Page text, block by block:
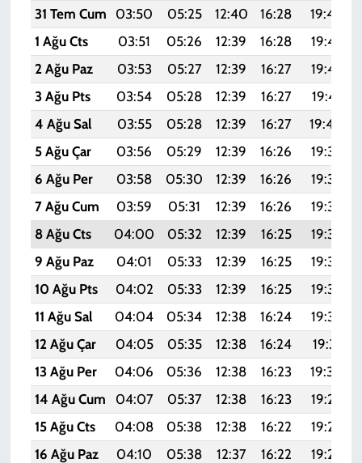
31 Tem Cum
03:50 05:25 12:40 16:28
19:44
1 Ağu Cts
03:51 05:26 12:39 16:28
19:43
2 Ağu Paz
03:53 05:27 12:39 16:27 19:42
3 Ağu Pts
03:54 05:28 12:39 16:27 19:41
4 Ağu Sal
03:55 05:28 12:39 16:27 19:40
5 Ağu Çar
03:56 05:29 12:39 16:26 19:39
6 Ağu Per
03:58 05:30 12:39 16:26 19:38
7 Ağu Cum
03:59 05:31 12:39 16:26 19:37
8 Ağu Cts
04:00 05:32 12:39 16:25 19:36
9 Ağu Paz
04:01 05:33 12:39 16:25 19:35
10 Ağu Pts
04:02 05:33 12:39 16:25 19:34
11 Ağu Sal
04:04 05:34 12:38 16:24 19:33
12 Ağu Çar
04:05 05:35 12:38 16:24 19:31
13 Ağu Per
04:06 05:36 12:38 16:23 19:30
14 Ağu Cum
04:07 05:37 12:38 16:23 19:29
15 Ağu Cts
04:08 05:38 12:38 16:22 19:28
16 Ağu Paz
04:10 05:38 12:37 16:22 19:27